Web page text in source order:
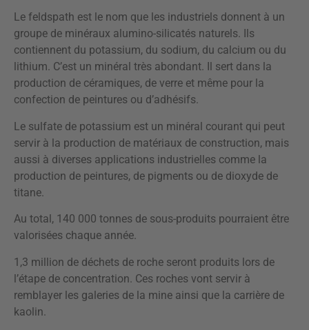
Le feldspath est le nom que les industriels donnent à un
groupe de minéraux alumino-silicatés naturels. Ils
contiennent du potassium, du sodium, du calcium ou du
lithium. C’est un minéral très abondant. Il sert dans la
production de céramiques, de verre et même pour la
confection de peintures ou d’adhésifs.
Le sulfate de potassium est un minéral courant qui peut
servir à la production de matériaux de construction, mais
aussi à diverses applications industrielles comme la
production de peintures, de pigments ou de dioxyde de
titane.
Au total, 140 000 tonnes de sous-produits pourraient être
valorisées chaque année.
1,3 million de déchets de roche seront produits lors de
l’étape de concentration. Ces roches vont servir à
remblayer les galeries de la mine ainsi que la carrière de
kaolin.